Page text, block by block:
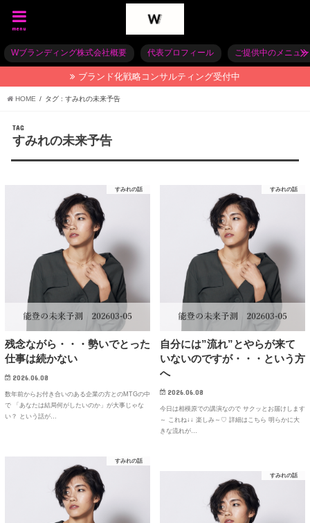
menu
Wブランディング株式会社概要 代表プロフィール ご提供中のメニュー
ブランド化戦略コンサルティング受付中
HOME タグ : すみれの未来予告
TAG
すみれの未来予告
すみれの話
残念ながら・・・勢いでとった
仕事は続かない
2026.06.08
数年前からお付き合いのある企業の方とのMTGの中
で 「あなたは結局何がしたいのか」が大事じゃな
い？ という話が…
すみれの話
自分には”流れ”とやらが来て
いないのですが・・・という方
へ
2026.06.08
今日は相模原での講演なので サクッとお届けします
～ これね↓↓ 楽しみ～♡ 詳細はこちら 明らかに大
きな流れが…
すみれの話
すみれの話